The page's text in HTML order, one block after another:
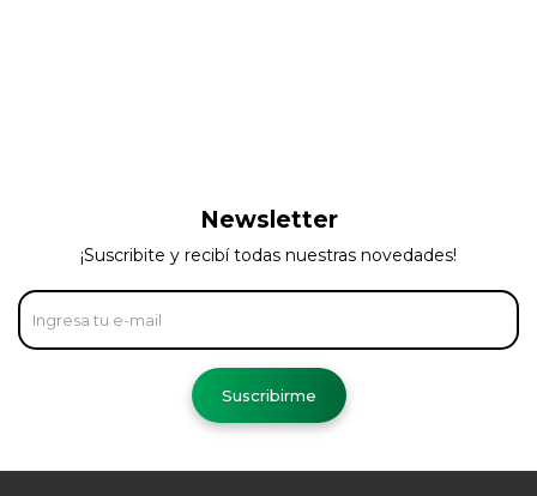
Newsletter
¡Suscribite y recibí todas nuestras novedades!
Suscribirme